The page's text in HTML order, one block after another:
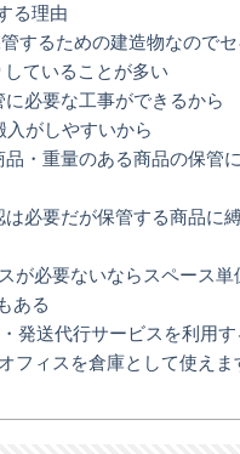
る理由
するための建造物なので
していることが多い
に必要な工事ができるから
入がしやすいから
品・重量のある商品の保管
は必要だが保管する商品に
が必要ないならスペース単
ある
発送代行サービスを利用す
フィスを倉庫として使えま